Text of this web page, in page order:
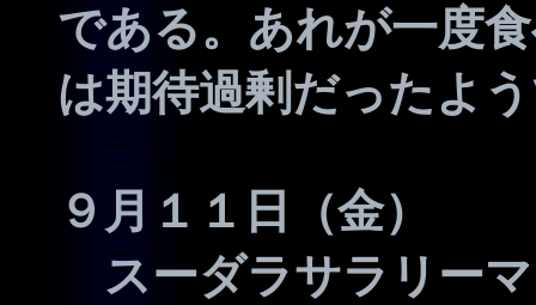
である。あれが一度
は期待過剰だったよ
９月１１日（金）
スーダラサラリー